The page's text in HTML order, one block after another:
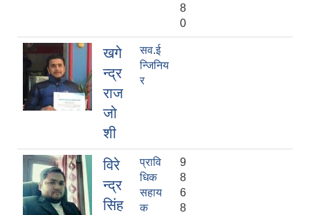
8
0
खगे
न्द्र
राज
जो
शी
सव.ई
न्जिनिय
र
विरे
न्द्र
सिंह
प्रावि
धिक
सहाय
क
9
8
6
8